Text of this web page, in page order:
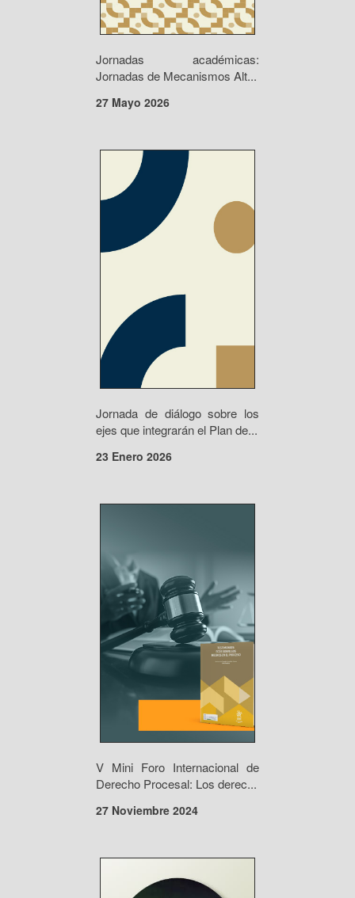
Jornadas académicas:
Jornadas de Mecanismos Alt...
27 Mayo 2026
Jornada de diálogo sobre los
ejes que integrarán el Plan de...
23 Enero 2026
V Mini Foro Internacional de
Derecho Procesal: Los derec...
27 Noviembre 2024